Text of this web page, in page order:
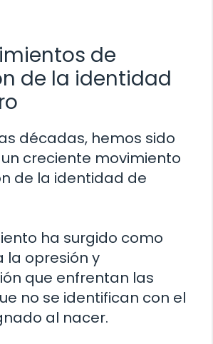
de
de la identidad
décadas, hemos sido
creciente movimiento
de la identidad de
ha surgido como
la opresión y
que enfrentan las
no se identifican con el
al nacer.